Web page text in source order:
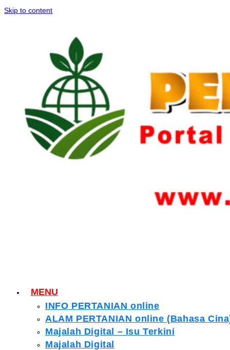
Skip to content
MENU
INFO PERTANIAN online
ALAM PERTANIAN online (Bahasa
Majalah Digital – Isu Terkini
Majalah Digital